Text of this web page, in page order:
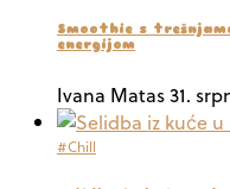
Smoothie s
energijom
Ivana Matas31.
#Chill